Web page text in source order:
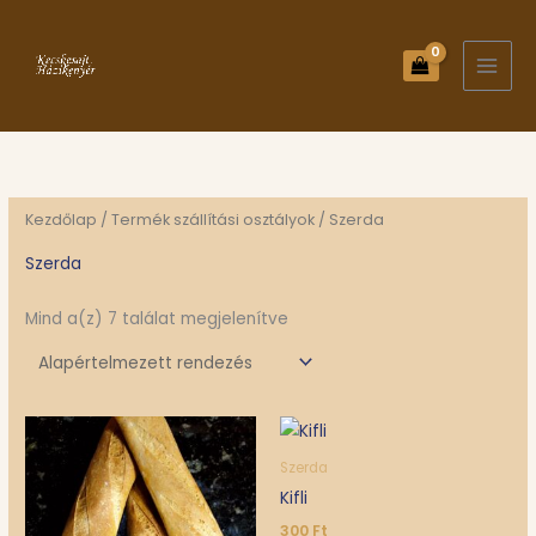
content
Kezdőlap / Termék szállítási osztályok / Szerda
Szerda
Mind a(z) 7 találat megjelenítve
Szerda
Kifli
300 Ft